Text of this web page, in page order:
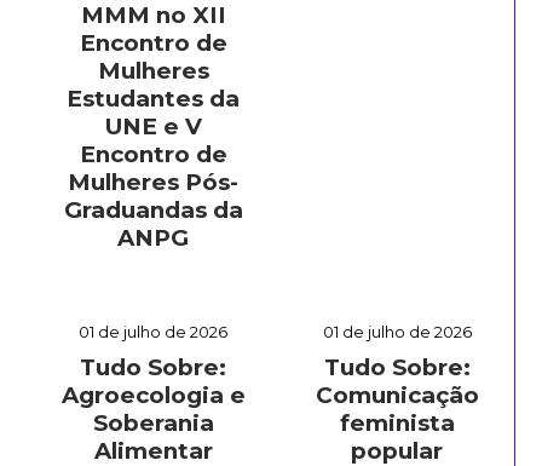
MMM no XII
Encontro de
Mulheres
Estudantes da
UNE e V
Encontro de
Mulheres Pós-
Graduandas da
ANPG
01 de julho de 2026
Tudo Sobre:
Agroecologia e
Soberania
Alimentar
01 de julho de 2026
Tudo Sobre:
Comunicação
feminista
popular